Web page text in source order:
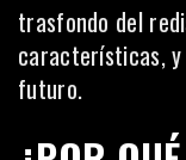
trasfondo del
características,
futuro.